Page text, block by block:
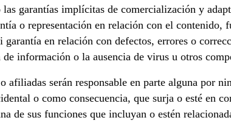
garantías implícitas de comercialización y
o representación en relación con el contenido,
en relación con defectos, errores o
información o la ausencia de virus u otros
serán responsable en parte alguna por
o como consecuencia, que surja o esté en
de sus funciones que incluyan o estén